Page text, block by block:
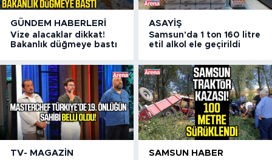
GÜNDEM HABERLERI
Vize alacaklar dikkat!
Bakanlık düğmeye bastı
ASAYIŞ
Samsun'da 1 ton 160 litre
etil alkol ele geçirildi
TV- MAGAZIN SAMSUN HABER